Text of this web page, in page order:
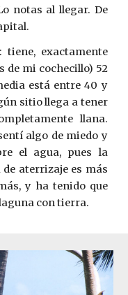
notas al llegar. De
tiene, exactamente
de mi cochecillo) 52
está entre 40 y
sitio llega a tener
llana.
algo de miedo y
el agua, pues la
aterrizaje es más
y ha tenido que
con tierra.